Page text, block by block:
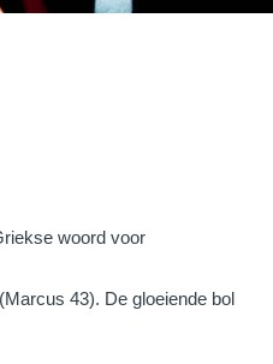
woord voor
43). De gloeiende bol